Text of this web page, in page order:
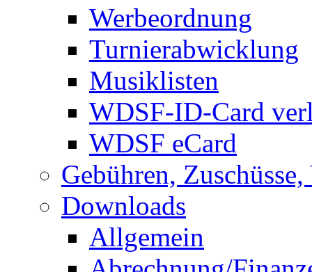
Werbeordnung
Turnierabwicklung
Musiklisten
WDSF-ID-Card
WDSF eCard
Gebühren,
Downloads
Allgemein